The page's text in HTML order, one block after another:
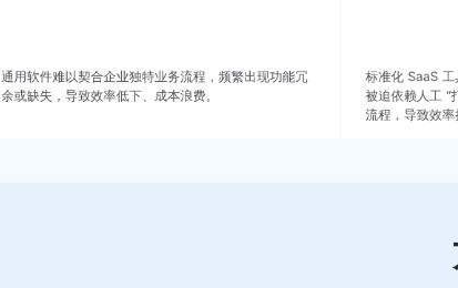
通用软件难以契合企业独特业务流程，频繁出现功能冗
余或缺失，导致效率低下、成本浪费。
标准化 SaaS
被迫依赖人工 “
流程，导致效率